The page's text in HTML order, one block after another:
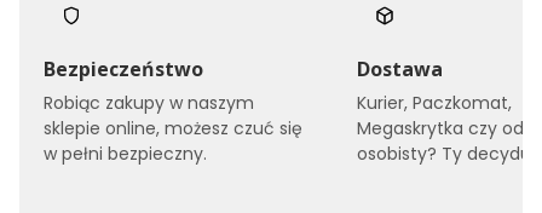
Bezpieczeństwo
Robiąc zakupy w naszym
sklepie online, możesz czuć się
w pełni bezpieczny.
Dostawa
Kurier, Paczkomat,
Megaskrytka czy
osobisty? Ty